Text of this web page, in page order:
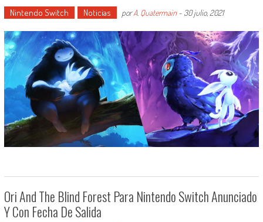
Nintendo Switch Noticias porA. Quatermain- 30 julio, 2021
Ori And The Blind Forest Para Nintendo Switch Anunciado
Y Con Fecha De Salida